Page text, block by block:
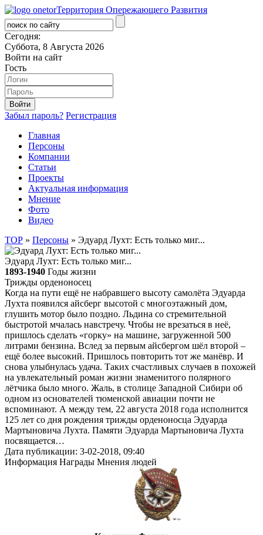
Территория Опережающего Развития
Сегодня:
Суббота, 8 Августа 2026
Войти на сайт
Гость
Забыл пароль? Регистрация
Главная
Персоны
Компании
Статьи
Проекты
Актуальная информация
Мнение
Фото
Видео
ТОР » Персоны » Эдуард Лухт: Есть только миг...
Эдуард Лухт: Есть только миг...
1893-1940 Годы жизни
Трижды орденоносец
Когда на пути ещё не набравшего высоту самолёта Эдуарда
Лухта появился айсберг высотой с многоэтажный дом,
глушить мотор было поздно. Льдина со стремительной
быстротой мчалась навстречу. Чтобы не врезаться в неё,
пришлось сделать «горку» на машине, загруженной 500
литрами бензина. Вслед за первым айсбергом шёл второй –
ещё более высокий. Пришлось повторить тот же манёвр. И
снова улыбнулась удача. Таких счастливых случаев в похожей
на увлекательный роман жизни знаменитого полярного
лётчика было много. Жаль, в столице Западной Сибири об
одном из основателей тюменской авиации почти не
вспоминают. А между тем, 22 августа 2018 года исполнится
125 лет со дня рождения трижды орденоносца Эдуарда
Мартыновича Лухта. Памяти Эдуарда Мартыновича Лухта
посвящается…
Дата публикации: 3-02-2018, 09:40
Информация Награды Мнения людей